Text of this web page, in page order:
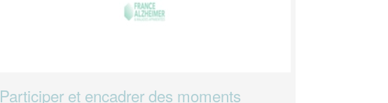
Participer et encadrer des moments